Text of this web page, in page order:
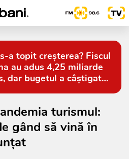
a topit creșterea? Fiscul
au adus 4,25 miliarde
dar bugetul a câștigat
turismul:
gând să vină în